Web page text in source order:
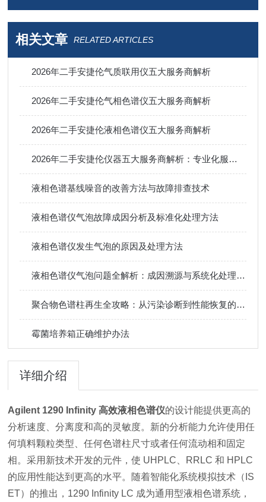
相关文章 RELATED ARTICLES
2026年二手安捷伦气质联用仪五大服务商解析
2026年二手安捷伦气相色谱仪五大服务商解析
2026年二手安捷伦液相色谱仪五大服务商解析
2026年二手安捷伦仪器五大服务商解析：专业化服务推动行业升级
液相色谱基线噪音的改善方法与故障排查技术
液相色谱仪气泡故障成因分析及标准化处理方法
液相色谱仪发生气泡的原因及处理方法
液相色谱仪气泡问题全解析：成因溯源与系统化处理方案
聚合物色谱柱再生全攻略：从污染诊断到性能恢复的 systematic 方法
霉菌培养箱正确维护办法
详细介绍
Agilent 1290 Infinity 高效液相色谱仪的设计能提供更高的
分析速度、分离度和高的灵敏度。新的分析能力允许使用任
何填料颗粒类型、任何色谱柱尺寸或者任何流动相和固定
相。采用新技术开发的元件，使 UHPLC、RRLC 和 HPLC
的应用性能达到更高的水平。随着智能化系统模拟技术（IS
ET）的推出，1290 Infinity LC 成为通用型液相色谱系统，